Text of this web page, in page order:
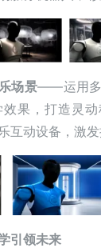
场景——运用多
果，打造灵
互动设备，激发
引领未来